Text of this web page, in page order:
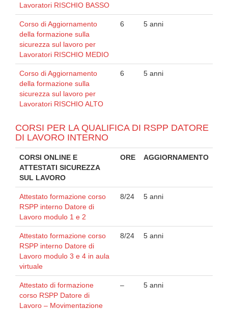
Lavoratori RISCHIO BASSO
Corso di Aggiornamento
della formazione sulla
sicurezza sul lavoro per
Lavoratori RISCHIO MEDIO
6 5 anni
Corso di Aggiornamento
della formazione sulla
sicurezza sul lavoro per
Lavoratori RISCHIO ALTO
6 5 anni
CORSI PER LA QUALIFICA DI RSPP DATORE
DI LAVORO INTERNO
CORSI ONLINE E
ATTESTATI SICUREZZA
SUL LAVORO
ORE AGGIORNAMENTO
Attestato formazione corso
RSPP interno Datore di
Lavoro modulo 1 e 2
8/24 5 anni
Attestato formazione corso
RSPP interno Datore di
Lavoro modulo 3 e 4 in aula
virtuale
8/24 5 anni
Attestato di formazione
corso RSPP Datore di
Lavoro – Movimentazione
– 5 anni